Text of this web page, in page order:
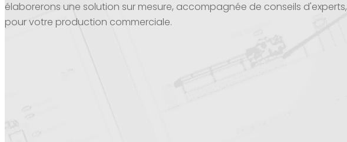
élaborerons une solution sur mesure, accompagnée de conseils d'experts,
pour votre production commerciale.